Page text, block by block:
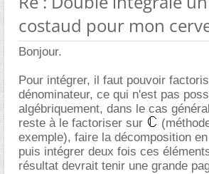
costaud pour mon
Bonjour.
Pour intégrer, il faut pouvoir
dénominateur, ce qui n'est pas
algébriquement, dans le cas
reste à le factoriser sur
exemple), faire la décomposition
puis intégrer deux fois ces
résultat devrait tenir une grande